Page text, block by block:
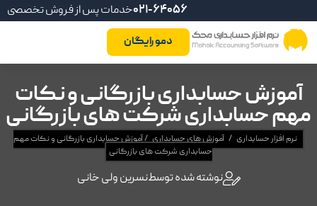
خدمات پس از فروش تخصصی021-64056
دمو رایگان
آموزش حسابداری بازرگانی و نکات
مهم حسابداری شرکت های بازرگانی
نرم افزار حسابداری / آموزش های حسابداری /آموزش حسابداری بازرگانی و نکات مهم
حسابداری شرکت های بازرگانی
نوشته شده توسطنسرین ولی خانی